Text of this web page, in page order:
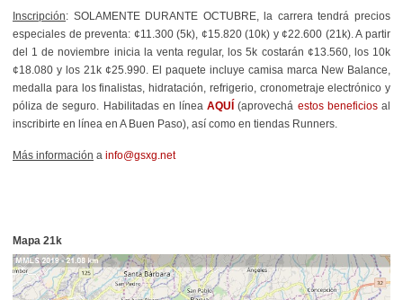
Inscripción: SOLAMENTE DURANTE OCTUBRE, la carrera tendrá precios
especiales de preventa: ¢11.300 (5k), ¢15.820 (10k) y ¢22.600 (21k). A partir
del 1 de noviembre inicia la venta regular, los 5k costarán ¢13.560, los 10k
¢18.080 y los 21k ¢25.990. El paquete incluye camisa marca New Balance,
medalla para los finalistas, hidratación, refrigerio, cronometraje electrónico y
póliza de seguro. Habilitadas en líneaAQUÍ (aprovechá estos beneficiosal
inscribirte en línea en A Buen Paso), así como en tiendas Runners.
Más información a info@gsxg.net
Mapa 21k